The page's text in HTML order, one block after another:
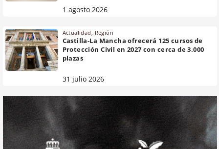
1 agosto 2026
Actualidad, Región
Castilla-La Mancha ofrecerá 125 cursos de
Protección Civil en 2027 con cerca de 3.000
plazas
31 julio 2026